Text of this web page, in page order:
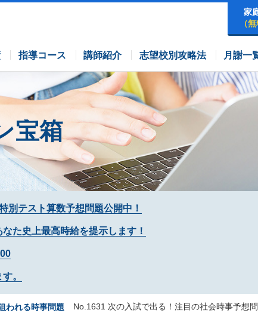
家
（
指導コース
四谷大塚コ
併用コース 講師紹介 志望校別攻略法 月謝一
宝箱
別テスト算数予想問題公開中！
た史上最高時給を提示します！
。
われる時事問題 No.1631 次の入試で出る！注目の社会時事予想